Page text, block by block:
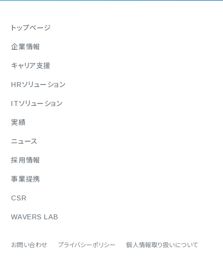
トップページ
企業情報
キャリア支援
HRソリューション
ITソリューション
実績
ニュース
採用情報
事業提携
CSR
WAVERS LAB
お問い合わせ プライバシーポリシー 個人情報取り扱いについて